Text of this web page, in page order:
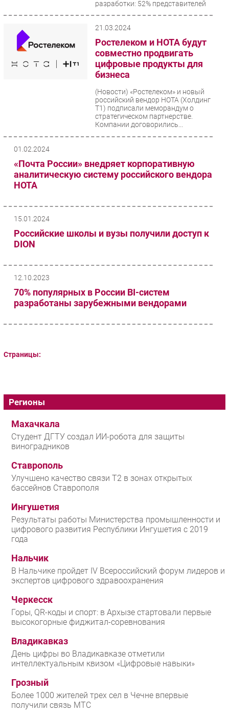
разработки: 52% представителей
21.03.2024
Ростелеком и НОТА будут
совместно продвигать
цифровые продукты для
бизнеса
(Новости) «Ростелеком» и новый
российский вендор НОТА (Холдинг
Т1) подписали меморандум о
стратегическом партнерстве.
Компании договорились...
01.02.2024
«Почта России» внедряет корпоративную
аналитическую систему российского вендора
НОТА
15.01.2024
Российские школы и вузы получили доступ к
DION
12.10.2023
70% популярных в России BI-систем
разработаны зарубежными вендорами
Страницы:
Регионы
Махачкала
Студент ДГТУ создал ИИ-робота для защиты
виноградников
Ставрополь
Улучшено качество связи T2 в зонах открытых
бассейнов Ставрополя
Ингушетия
Результаты работы Министерства промышленности и
цифрового развития Республики Ингушетия с 2019
года
Нальчик
В Нальчике пройдет IV Всероссийский форум лидеров и
экспертов цифрового здравоохранения
Черкесск
Горы, QR-коды и спорт: в Архызе стартовали первые
высокогорные фиджитал-соревнования
Владикавказ
День цифры во Владикавказе отметили
интеллектуальным квизом «Цифровые навыки»
Грозный
Более 1000 жителей трех сел в Чечне впервые
получили связь МТС